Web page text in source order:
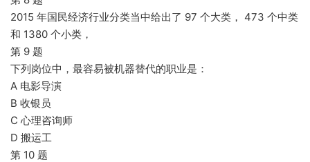
2015 年国民经济行业分类当中给出了 97 个大类， 473 个中类
和 1380 个小类，
第 9 题
下列岗位中，最容易被机器替代的职业是：
A 电影导演
B 收银员
C 心理咨询师
D 搬运工
第 10 题